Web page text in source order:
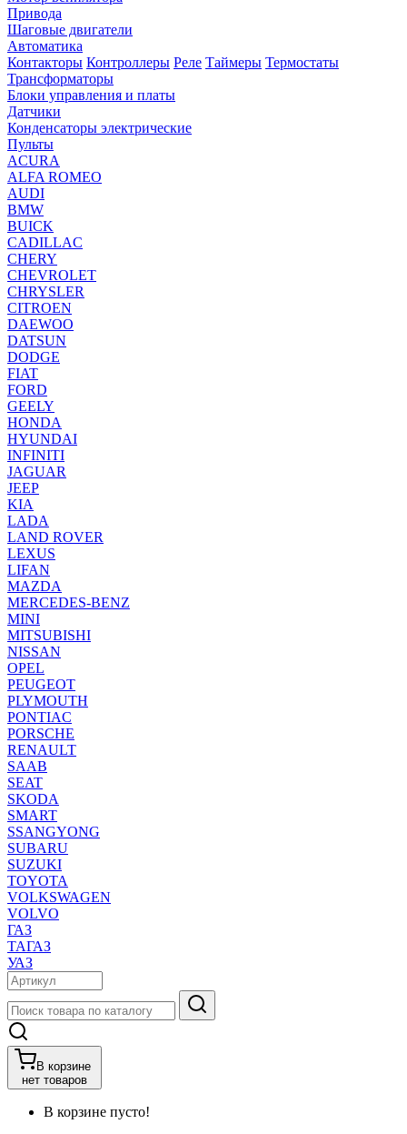
Привода
Шаговые двигатели
Автоматика
Контакторы Контроллеры Реле Таймеры Термостаты
Трансформаторы
Блоки управления и платы
Датчики
Конденсаторы электрические
Пульты
ACURA
ALFA ROMEO
AUDI
BMW
BUICK
CADILLAC
CHERY
CHEVROLET
CHRYSLER
CITROEN
DAEWOO
DATSUN
DODGE
FIAT
FORD
GEELY
HONDA
HYUNDAI
INFINITI
JAGUAR
JEEP
KIA
LADA
LAND ROVER
LEXUS
LIFAN
MAZDA
MERCEDES-BENZ
MINI
MITSUBISHI
NISSAN
OPEL
PEUGEOT
PLYMOUTH
PONTIAC
PORSCHE
RENAULT
SAAB
SEAT
SKODA
SMART
SSANGYONG
SUBARU
SUZUKI
TOYOTA
VOLKSWAGEN
VOLVO
ГАЗ
ТАГАЗ
УАЗ
В корзине
нет товаров
В корзине пусто!